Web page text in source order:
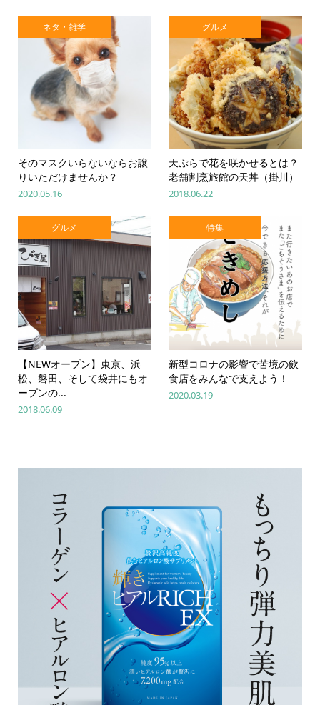
ネタ・雑学
そのマスクいらないならお譲
りいただけませんか？
2020.05.16
グルメ
天ぷらで花を咲かせるとは？
老舗割烹旅館の天丼（掛川）
2018.06.22
グルメ
【NEWオープン】東京、浜
松、磐田、そして袋井にもオ
ープンの...
2018.06.09
特集
新型コロナの影響で苦境の飲
食店をみんなで支えよう！
2020.03.19